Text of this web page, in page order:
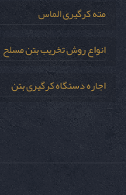
مته کرگیری الماس
انواع روش تخریب بتن مسلح
اجاره دستگاه کرگیری بتن